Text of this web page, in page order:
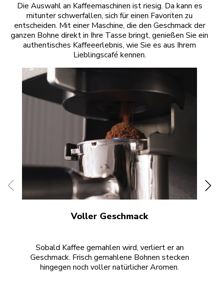
Die Auswahl an Kaffeemaschinen ist riesig. Da kann es
mitunter schwerfallen, sich für einen Favoriten zu
entscheiden. Mit einer Maschine, die den Geschmack der
ganzen Bohne direkt in Ihre Tasse bringt, genießen Sie ein
authentisches Kaffeeerlebnis, wie Sie es aus Ihrem
Lieblingscafé kennen.
Voller Geschmack
Sobald Kaffee gemahlen wird, verliert er an
Geschmack. Frisch gemahlene Bohnen stecken
hingegen noch voller natürlicher Aromen.